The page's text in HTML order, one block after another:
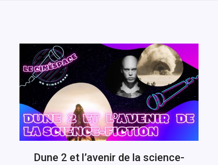
Dune 2 et l’avenir de la science-